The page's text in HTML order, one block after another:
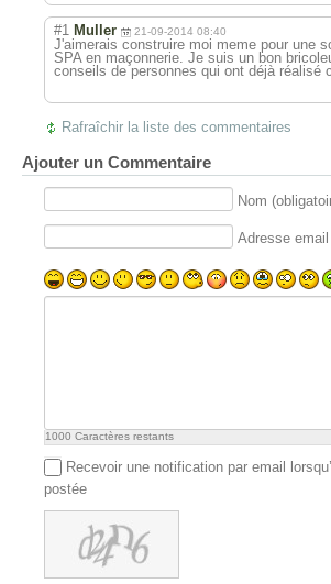
#1 Muller 21-09-2014 08:40
J'aimerais construire moi meme pour une
SPA en maçonnerie. Je suis un bon
conseils de personnes qui ont déjà réalisé
Rafraîchir la liste des commentaires
Ajouter un Commentaire
Nom
Adresse
1000 Caractères restants
Recevoir une notification par email
postée